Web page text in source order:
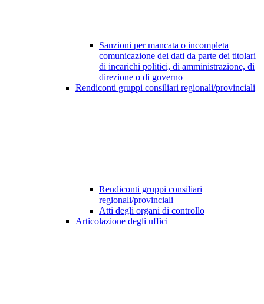
Sanzioni per mancata o incompleta
comunicazione dei dati da parte dei titolari
di incarichi politici, di amministrazione, di
direzione o di governo
Rendiconti gruppi consiliari regionali/provinciali
Rendiconti gruppi consiliari
regionali/provinciali
Atti degli organi di controllo
Articolazione degli uffici